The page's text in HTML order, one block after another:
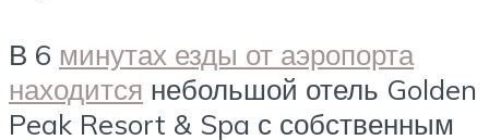
В 6 минутах езды от аэропорта
находится небольшой отель Golden
Peak Resort & Spa с собственным